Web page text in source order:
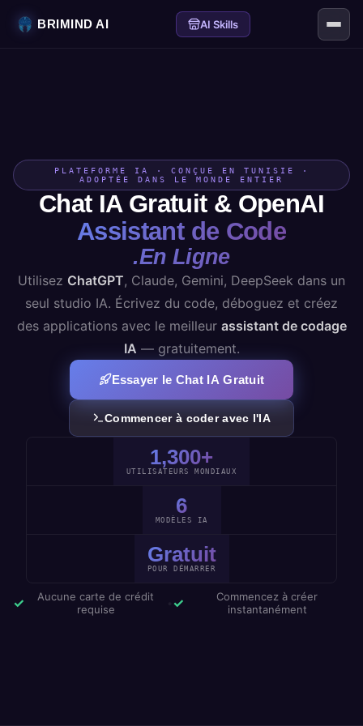
BRIMIND AI AI Skills
PLATEFORME IA · CONÇUE EN TUNISIE ·
ADOPTÉE DANS LE MONDE ENTIER
Chat IA Gratuit & OpenAI
Assistant de Code
.En Ligne
Utilisez ChatGPT, Claude, Gemini, DeepSeek dans un
seul studio IA. Écrivez du code, déboguez et créez
des applications avec le meilleur assistant de codage
IA — gratuitement.
Essayer le Chat IA Gratuit
Commencer à coder avec l'IA
1,300+
UTILISATEURS MONDIAUX
6
MODÈLES IA
Gratuit
POUR DÉMARRER
✓
Aucune carte de crédit
requise
✓
Commencez à créer
instantanément